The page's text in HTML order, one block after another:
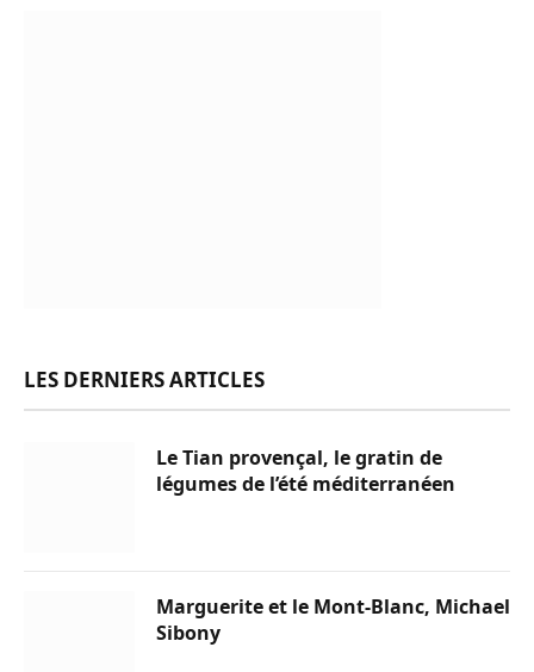
LES DERNIERS ARTICLES
Le Tian provençal, le gratin de
légumes de l’été méditerranéen
Marguerite et le Mont-Blanc, Michael
Sibony